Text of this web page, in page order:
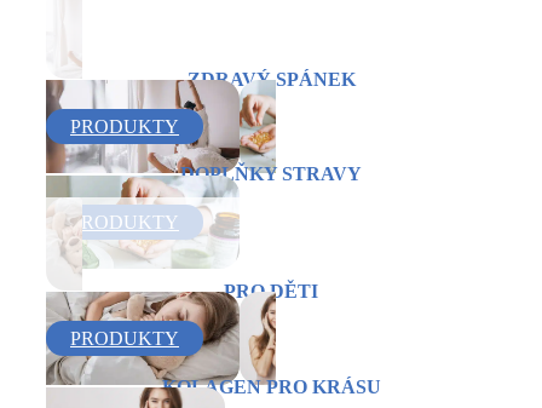
ZDRAVÝ SPÁNEK
PRODUKTY
DOPLŇKY STRAVY
PRODUKTY
PRO DĚTI
PRODUKTY
KOLAGEN PRO KRÁSU